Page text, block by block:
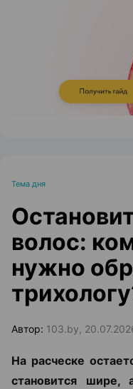
Тема дня
волос:
нужно
Автор: 103.by,
На расческе
становится шире,